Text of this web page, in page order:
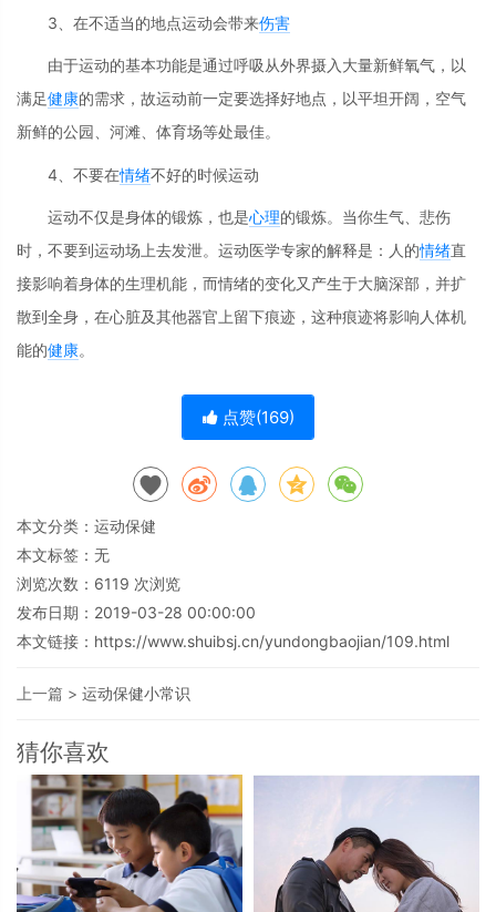
3、在不适当的地点运动会带来伤害
由于运动的基本功能是通过呼吸从外界摄入大量新鲜氧气，以
满足健康的需求，故运动前一定要选择好地点，以平坦开阔，空气
新鲜的公园、河滩、体育场等处最佳。
4、不要在情绪不好的时候运动
运动不仅是身体的锻炼，也是心理的锻炼。当你生气、悲伤
时，不要到运动场上去发泄。运动医学专家的解释是：人的情绪直
接影响着身体的生理机能，而情绪的变化又产生于大脑深部，并扩
散到全身，在心脏及其他器官上留下痕迹，这种痕迹将影响人体机
能的健康。
点赞(169)
本文分类： 运动保健
本文标签：无
浏览次数： 6119 次浏览
发布日期：2019-03-28 00:00:00
本文链接： https://www.shuibsj.cn/yundongbaojian/109.html
上一篇 > 运动保健小常识
猜你喜欢